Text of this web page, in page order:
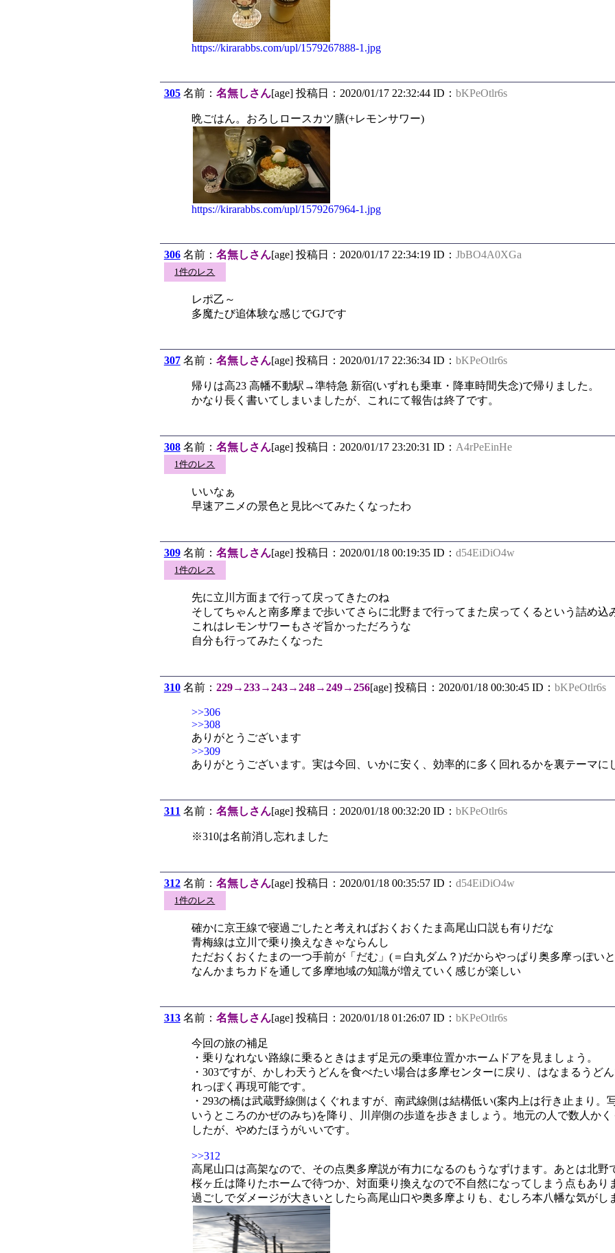
https://kirarabbs.com/upl/1579267888-1.jpg
305名前： 名無しさん[age] 投稿日：2020/01/17 22:32:44 ID： bKPeOtlr6s
晩ごはん。おろしロースカツ膳(+レモンサワー)
https://kirarabbs.com/upl/1579267964-1.jpg
306名前： 名無しさん[age] 投稿日：2020/01/17 22:34:19 ID： JbBO4A0XGa
1件のレス
レポ乙～
多魔たび追体験な感じでGJです
307名前： 名無しさん[age] 投稿日：2020/01/17 22:36:34 ID： bKPeOtlr6s
帰りは高23 高幡不動駅→準特急 新宿(いずれも乗車・降車時間失念)で帰りました。
かなり長く書いてしまいましたが、これにて報告は終了です。
308名前： 名無しさん[age] 投稿日：2020/01/17 23:20:31 ID： A4rPeEinHe
1件のレス
いいなぁ
早速アニメの景色と見比べてみたくなったわ
309名前： 名無しさん[age] 投稿日：2020/01/18 00:19:35 ID： d54EiDiO4w
1件のレス
先に立川方面まで行って戻ってきたのね
そしてちゃんと南多摩まで歩いてさらに北野まで行ってまた戻ってくるという詰め込
これはレモンサワーもさぞ旨かっただろうな
自分も行ってみたくなった
310名前： 229→233→243→248→249→256[age] 投稿日：2020/01/18 00:30:45 ID： bKPeOtlr6s
>>306
>>308
ありがとうございます
>>309
ありがとうございます。実は今回、いかに安く、効率的に多く回れるかを裏テーマに
311 名前： 名無しさん[age] 投稿日：2020/01/18 00:32:20 ID： bKPeOtlr6s
※310は名前消し忘れました
312名前： 名無しさん[age] 投稿日：2020/01/18 00:35:57 ID： d54EiDiO4w
1件のレス
確かに京王線で寝過ごしたと考えればおくおくたま高尾山口説も有りだな
青梅線は立川で乗り換えなきゃならんし
ただおくおくたまの一つ手前が「だむ」(＝白丸ダム？)だからやっぱり奥多摩っぽい
なんかまちカドを通して多摩地域の知識が増えていく感じが楽しい
313名前： 名無しさん[age] 投稿日：2020/01/18 01:26:07 ID： bKPeOtlr6s
今回の旅の補足
・乗りなれない路線に乗るときはまず足元の乗車位置かホームドアを見ましょう。
・303ですが、かしわ天うどんを食べたい場合は多摩センターに戻り、はなまるうど
れっぽく再現可能です。
・293の橋は武蔵野線側はくぐれますが、南武線側は結構低い(案内上は行き止まり。
いうところのかぜのみち)を降り、川岸側の歩道を歩きましょう。地元の人で数人か
したが、やめたほうがいいです。
>>312
高尾山口は高架なので、その点奥多摩説が有力になるのもうなずけます。あとは北野
桜ヶ丘は降りたホームで待つか、対面乗り換えなので不自然になってしまう点もあり
過ごしでダメージが大きいとしたら高尾山口や奥多摩よりも、むしろ本八幡な気が